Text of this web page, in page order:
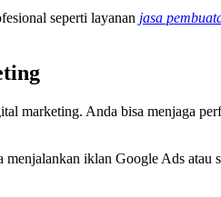
seperti layanan jasa
marketing. Anda bisa menjaga
iklan Google Ads